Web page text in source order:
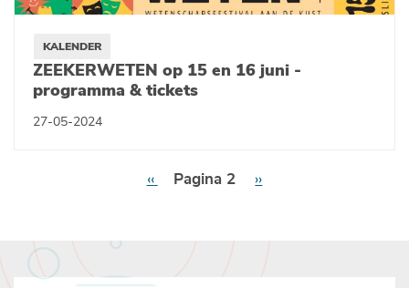
KALENDER
ZEEKERWETEN op 15 en 16 juni -
programma & tickets
27-05-2024
Vorige
‹‹ Pagina 2
Volgende
››